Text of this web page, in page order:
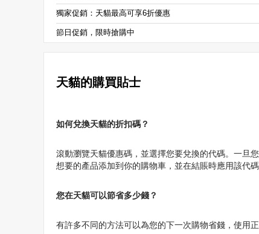
獨家促銷：天貓最高可享6折優惠
節日促銷，限時搶購中
天貓的購買貼士
如何兌換天貓的折扣碼？
滾動瀏覽天貓優惠碼，並選擇您要兌換的代碼。一旦
想要的產品添加到你的購物車，並在結賬時應用該代
您在天貓可以節省多少錢？
有許多不同的方法可以為您的下一次購物省錢，使用